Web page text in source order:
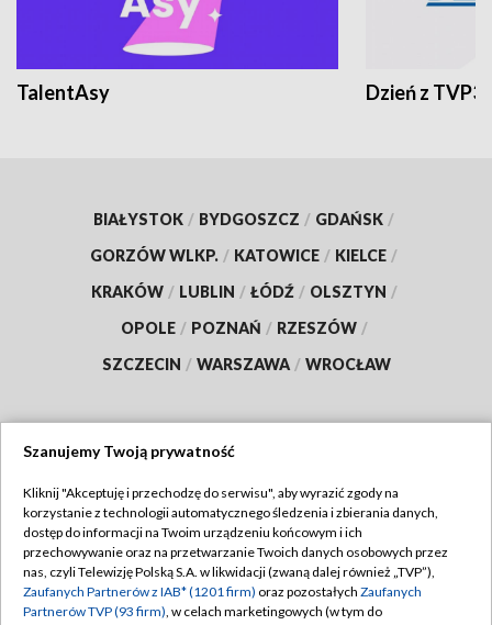
TalentAsy Dzień z TVP3
BIAŁYSTOK / BYDGOSZCZ / GDAŃSK /
GORZÓW WLKP. / KATOWICE / KIELCE /
KRAKÓW / LUBLIN / ŁÓDŹ / OLSZTYN /
OPOLE / POZNAŃ / RZESZÓW /
SZCZECIN / WARSZAWA / WROCŁAW
TVP
Abonament TVP
Emisja w TVP
Regulamin TVP
Polityka prywatności
Szanujemy Twoją prywatność
Kliknij "Akceptuję i przechodzę do serwisu", aby wyrazić zgody na
korzystanie z technologii automatycznego śledzenia i zbierania danych,
dostęp do informacji na Twoim urządzeniu końcowym i ich
przechowywanie oraz na przetwarzanie Twoich danych osobowych przez
nas, czyli Telewizję Polską S.A. w likwidacji (zwaną dalej również „TVP”),
Zaufanych Partnerów z IAB* (1201 firm) oraz pozostałych Zaufanych
Partnerów TVP (93 firm), w celach marketingowych (w tym do